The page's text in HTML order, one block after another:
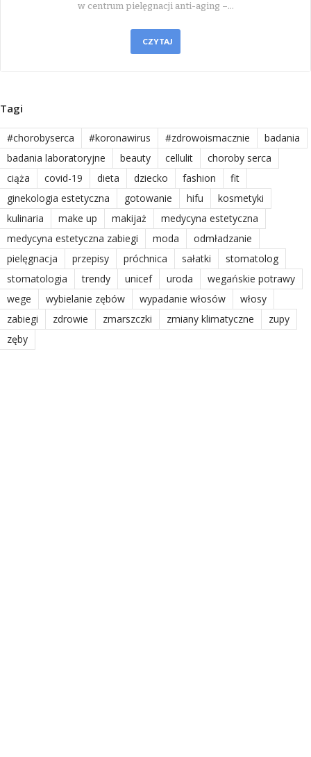
w centrum pielęgnacji anti-aging –…
CZYTAJ
Tagi
#chorobyserca #koronawirus #zdrowoismacznie
badania
badania laboratoryjne
beauty cellulit
choroby serca
ciąża
covid-19 dieta dziecko fashion
fit
ginekologia estetyczna
gotowanie hifu
kosmetyki
kulinaria
make up makijaż
medycyna estetyczna
medycyna estetyczna zabiegi
moda
odmładzanie
pielęgnacja
przepisy próchnica sałatki
stomatolog
stomatologia
trendy unicef uroda
wegańskie potrawy
wege
wybielanie zębów wypadanie włosów
włosy
zabiegi
zdrowie zmarszczki zmiany klimatyczne
zupy
zęby